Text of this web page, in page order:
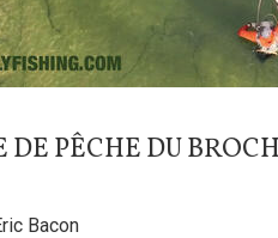
DE PÊCHE DU
Bacon